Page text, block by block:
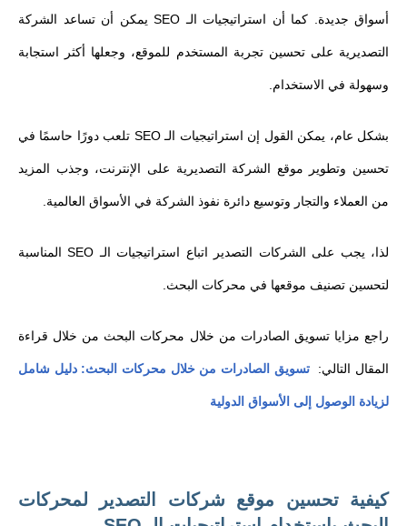
أسواق جديدة. كما أن استراتيجيات الـ SEO يمكن أن تساعد الشركة
التصديرية على تحسين تجربة المستخدم للموقع، وجعلها أكثر استجابة
وسهولة في الاستخدام.
بشكل عام، يمكن القول إن استراتيجيات الـ SEO تلعب دورًا حاسمًا في
تحسين وتطوير موقع الشركة التصديرية على الإنترنت، وجذب المزيد
من العملاء والتجار وتوسيع دائرة نفوذ الشركة في الأسواق العالمية.
لذا، يجب على الشركات التصدير اتباع استراتيجيات الـ SEO المناسبة
لتحسين تصنيف موقعها في محركات البحث.
راجع مزايا تسويق الصادرات من خلال محركات البحث من خلال قراءة
المقال التالي:تسويق الصادرات من خلال محركات البحث: دليل شامل
لزيادة الوصول إلى الأسواق الدولية
كيفية تحسين موقع شركات التصدير لمحركات